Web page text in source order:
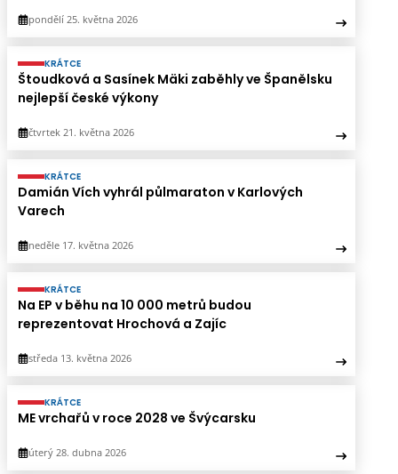
pondělí 25. května 2026
KRÁTCE
Štoudková a Sasínek Mäki zaběhly ve Španělsku
nejlepší české výkony
čtvrtek 21. května 2026
KRÁTCE
Damián Vích vyhrál půlmaraton v Karlových
Varech
neděle 17. května 2026
KRÁTCE
Na EP v běhu na 10 000 metrů budou
reprezentovat Hrochová a Zajíc
středa 13. května 2026
KRÁTCE
ME vrchařů v roce 2028 ve Švýcarsku
úterý 28. dubna 2026